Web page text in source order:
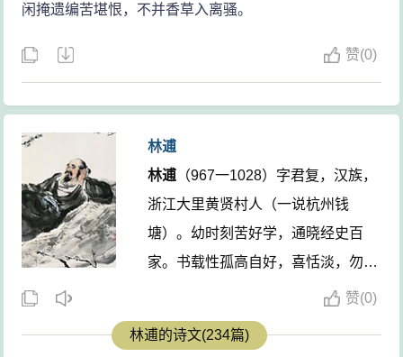
闲掩遗编苦堪恨，不并香草入离骚。
赞(0)
林逋
林逋 （967一1028）字君复，汉族，
浙江大里黄贤村人（一说杭州钱
塘）。幼时刻苦好学，通晓经史百
家。书载性孤高自好，喜恬淡，勿趋
荣利。长大后，曾漫游江淮间，后隐
居杭州西湖，结庐孤山。常驾小舟遍
游西湖诸寺庙，与高僧诗友相往还。
赞(0)
林逋的诗文(234篇)